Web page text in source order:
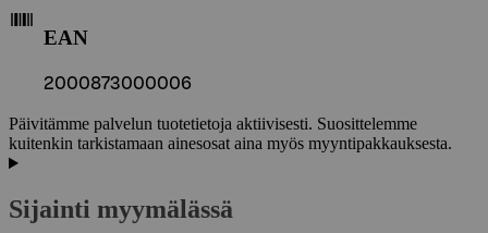
EAN
2000873000006
Päivitämme palvelun tuotetietoja aktiivisesti. Suosittelemme
kuitenkin tarkistamaan ainesosat aina myös myyntipakkauksesta.
Sijainti myymälässä